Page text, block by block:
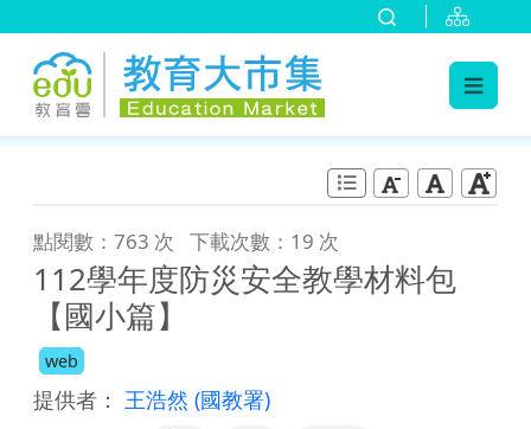
點閱數：763 次 下載次數：19 次
112學年度防災安全教學材料包
【國小篇】
web
提供者： 王浩然 (國教署)